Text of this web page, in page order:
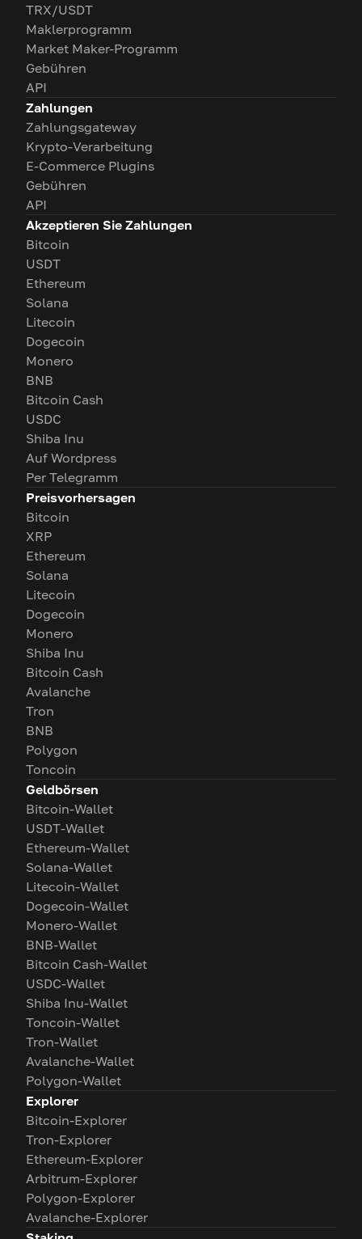
TRX/USDT
Maklerprogramm
Market Maker-Programm
Gebühren
API
Zahlungen
Zahlungsgateway
Krypto-Verarbeitung
E-Commerce Plugins
Gebühren
API
Akzeptieren Sie Zahlungen
Bitcoin
USDT
Ethereum
Solana
Litecoin
Dogecoin
Monero
BNB
Bitcoin Cash
USDC
Shiba Inu
Auf Wordpress
Per Telegramm
Preisvorhersagen
Bitcoin
XRP
Ethereum
Solana
Litecoin
Dogecoin
Monero
Shiba Inu
Bitcoin Cash
Avalanche
Tron
BNB
Polygon
Toncoin
Geldbörsen
Bitcoin-Wallet
USDT-Wallet
Ethereum-Wallet
Solana-Wallet
Litecoin-Wallet
Dogecoin-Wallet
Monero-Wallet
BNB-Wallet
Bitcoin Cash-Wallet
USDC-Wallet
Shiba Inu-Wallet
Toncoin-Wallet
Tron-Wallet
Avalanche-Wallet
Polygon-Wallet
Explorer
Bitcoin-Explorer
Tron-Explorer
Ethereum-Explorer
Arbitrum-Explorer
Polygon-Explorer
Avalanche-Explorer